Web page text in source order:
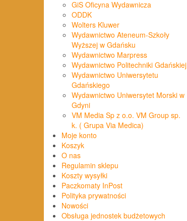
GiS Oficyna Wydawnicza
ODDK
Wolters Kluwer
Wydawnictwo Ateneum-Szkoły
Wyższej w Gdańsku
Wydawnictwo Marpress
Wydawnictwo Politechniki Gdańskiej
Wydawnictwo Uniwersytetu
Gdańskiego
Wydawnictwo Uniwersytet Morski w
Gdyni
VM Media Sp z o.o. VM Group sp.
k. ( Grupa Via Medica)
Moje konto
Koszyk
O nas
Regulamin sklepu
Koszty wysyłki
Paczkomaty InPost
Polityka prywatności
Nowości
Obsługa jednostek budżetowych